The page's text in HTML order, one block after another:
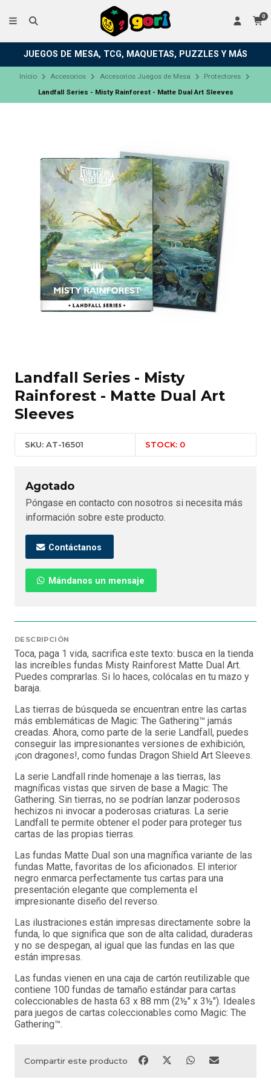
0
JUEGOS DE MESA, TCG, MAQUETAS, PUZZLES Y MÁS
Inicio Accesorios Accesorios Juegos de Mesa
Protectores
Landfall Series - Misty Rainforest - Matte Dual Art Sleeves
Landfall Series - Misty
Rainforest - Matte Dual Art
Sleeves
SKU: AT-16501 STOCK: 0
Agotado
Póngase en contacto con nosotros si necesita más
información sobre este producto.
Contáctanos
Mándanos un mensaje
DESCRIPCIÓN
Toca, paga 1 vida, sacrifica este texto: busca en la tienda
las increíbles fundas Misty Rainforest Matte Dual Art.
Puedes comprarlas. Si lo haces, colócalas en tu mazo y
baraja.
Las tierras de búsqueda se encuentran entre las cartas
más emblemáticas de Magic: The Gathering™ jamás
creadas. Ahora, como parte de la serie Landfall, puedes
conseguir las impresionantes versiones de exhibición,
¡con dragones!, como fundas Dragon Shield Art Sleeves.
La serie Landfall rinde homenaje a las tierras, las
magníficas vistas que sirven de base a Magic: The
Gathering. Sin tierras, no se podrían lanzar poderosos
hechizos ni invocar a poderosas criaturas. La serie
Landfall te permite obtener el poder para proteger tus
cartas de las propias tierras.
Las fundas Matte Dual son una magnífica variante de las
fundas Matte, favoritas de los aficionados. El interior
negro enmarca perfectamente tus cartas para una
presentación elegante que complementa el
impresionante diseño del reverso.
Las ilustraciones están impresas directamente sobre la
funda, lo que significa que son de alta calidad, duraderas
y no se despegan, al igual que las fundas en las que
están impresas.
Las fundas vienen en una caja de cartón reutilizable que
contiene 100 fundas de tamaño estándar para cartas
coleccionables de hasta 63 x 88 mm (2½" x 3½"). Ideales
para juegos de cartas coleccionables como Magic: The
Gathering™.
Compartir este producto